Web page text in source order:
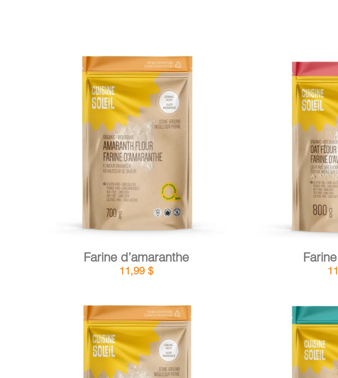
AJOUTER AU PANIER / DÉTAILS
Farine d’amaranthe
11,99 $
AJOUTER AU